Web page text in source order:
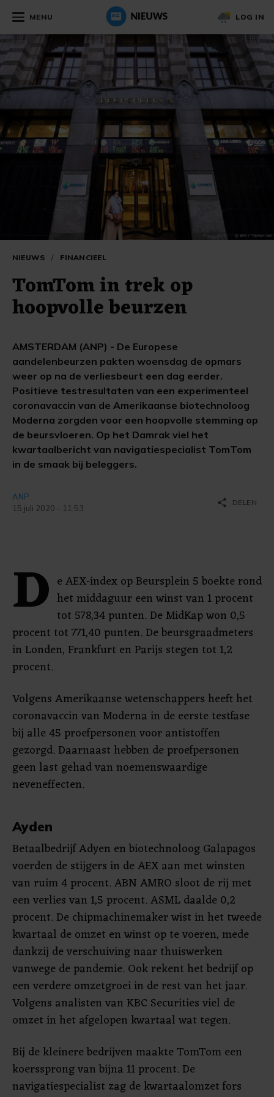
MENU LOG IN
NIEUWS / FINANCIEEL
TomTom in trek op
hoopvolle beurzen
AMSTERDAM (ANP) - De Europese
aandelenbeurzen pakten woensdag de opmars
weer op na de verliesbeurt een dag eerder.
Positieve testresultaten van een experimenteel
coronavaccin van de Amerikaanse biotechnoloog
Moderna zorgden voor een hoopvolle stemming op
de beursvloeren. Op het Damrak viel het
kwartaalbericht van navigatiespecialist TomTom
in de smaak bij beleggers.
ANP
15 juli 2020 - 11:53
share DELEN
D e AEX-index op Beursplein 5 boekte rond
het middaguur een winst van 1 procent
tot 578,34 punten. De MidKap won 0,5
procent tot 771,40 punten. De beursgraadmeters
in Londen, Frankfurt en Parijs stegen tot 1,2
procent.
Volgens Amerikaanse wetenschappers heeft het
coronavaccin van Moderna in de eerste testfase
bij alle 45 proefpersonen voor antistoffen
gezorgd. Daarnaast hebben de proefpersonen
geen last gehad van noemenswaardige
neveneffecten.
Ayden
Betaalbedrijf Adyen en biotechnoloog Galapagos
voerden de stijgers in de AEX aan met winsten
van ruim 4 procent. ABN AMRO sloot de rij met
een verlies van 1,5 procent. ASML daalde 0,2
procent. De chipmachinemaker wist in het tweede
kwartaal de omzet en winst op te voeren, mede
dankzij de verschuiving naar thuiswerken
vanwege de pandemie. Ook rekent het bedrijf op
een verdere omzetgroei in de rest van het jaar.
Volgens analisten van KBC Securities viel de
omzet in het afgelopen kwartaal wat tegen.
Bij de kleinere bedrijven maakte TomTom een
koerssprong van bijna 11 procent. De
navigatiespecialist zag de kwartaalomzet fors